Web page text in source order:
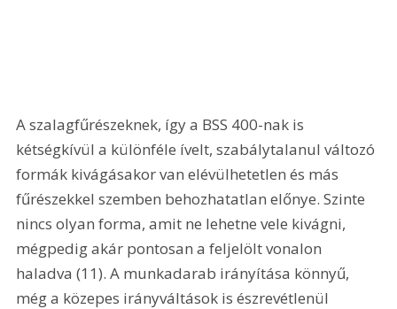
A szalagfűrészeknek, így a BSS 400-nak is
kétségkívül a különféle ívelt, szabálytalanul változó
formák kivágásakor van elévülhetetlen és más
fűrészekkel szemben behozhatatlan előnye. Szinte
nincs olyan forma, amit ne lehetne vele kivágni,
mégpedig akár pontosan a feljelölt vonalon
haladva (11). A munkadarab irányítása könnyű,
még a közepes irányváltások is észrevétlenül